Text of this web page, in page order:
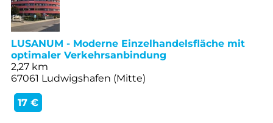
LUSANUM - Moderne Einzelhandelsfläche mit
optimaler Verkehrsanbindung
2,27 km
67061 Ludwigshafen (Mitte)
17 €